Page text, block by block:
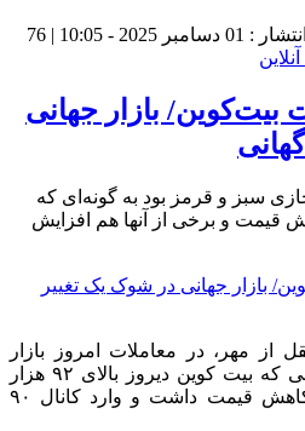
2025 - 10:05 |
76
بازار جهانی
سبز و قرمز بود به گونه‌ای که
قیمت و برخی از آنها هم افزایش
از مهر، در معاملات امروز بازار
جهانی ارز‌های مجازی در حالی که بیت کوین دیروز بالای ۹۲ هزار
دلار معامله می‌شد، امروز کاهش قیمت داشت و وارد کانال ۹۰